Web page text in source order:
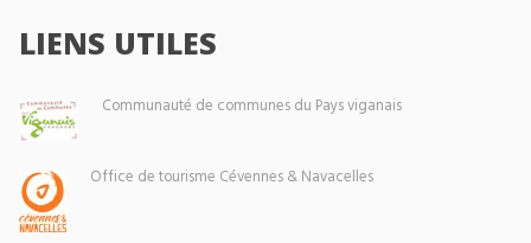
LIENS UTILES
Communauté de communes du Pays viganais
Office de tourisme Cévennes & Navacelles